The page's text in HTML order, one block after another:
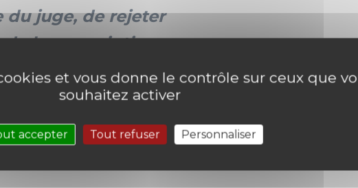
juge, de rejeter
la prescription
devant
Banque populaire
et vous donne le contrôle sur ceux que
souhaitez activer
accepter Tout refuser Personnaliser